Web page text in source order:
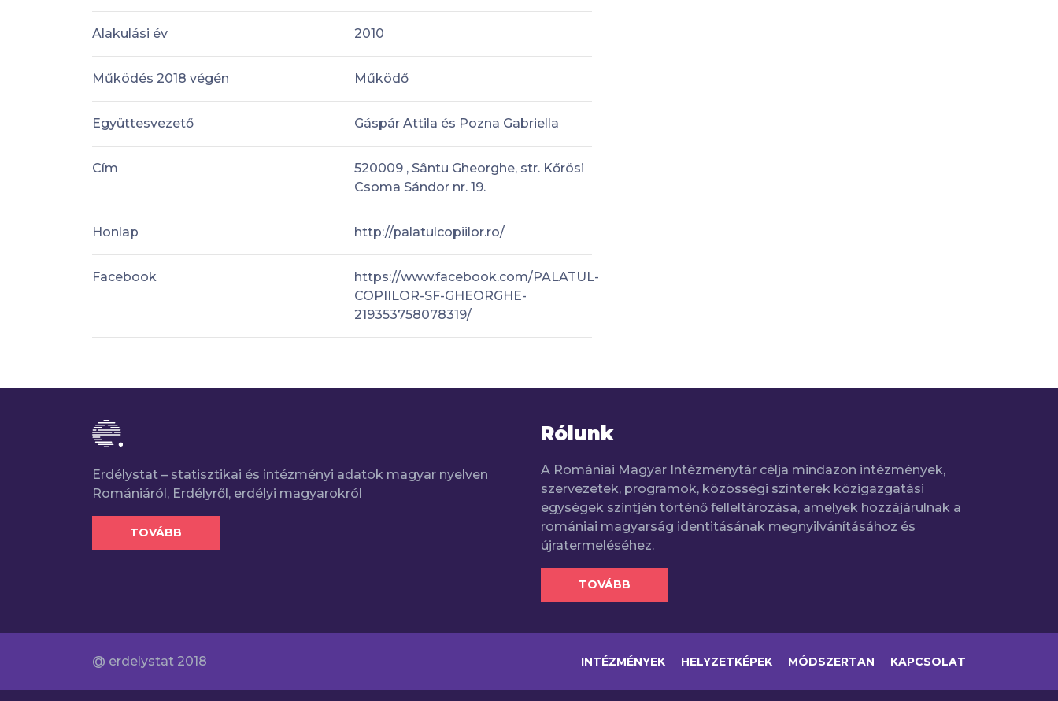
Alakulási év 2010
Működés 2018 végén Működő
Együttesvezető Gáspár Attila és Pozna Gabriella
Cím
520009 , Sântu Gheorghe, str. Kőrösi
Csoma Sándor nr. 19.
Honlap http://palatulcopiilor.ro/
Facebook
https://www.facebook.com/PALATUL-
COPIILOR-SF-GHEORGHE-
219353758078319/
Erdélystat – statisztikai és intézményi adatok magyar nyelven
Romániáról, Erdélyről, erdélyi magyarokról
TOVÁBB
Rólunk
A Romániai Magyar Intézménytár célja mindazon intézmények,
szervezetek, programok, közösségi színterek közigazgatási
egységek szintjén történő felleltározása, amelyek hozzájárulnak a
romániai magyarság identitásának megnyilvánításához és
újratermeléséhez.
TOVÁBB
@ erdelystat 2018 INTÉZMÉNYEK HELYZETKÉPEK MÓDSZERTAN KAPCSOLAT